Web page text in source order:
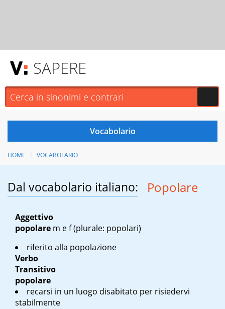
SAPERE
HOME VOCABOLARIO
Dal vocabolario italiano: Popolare
Aggettivo
popolare m ef(plurale: popolari)
riferito alla popolazione
Verbo
Transitivo
popolare
recarsi in un luogo disabitato per risiedervi
stabilmente